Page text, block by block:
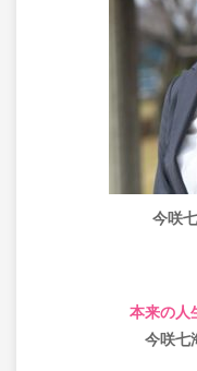
今咲
本来の人
今咲七